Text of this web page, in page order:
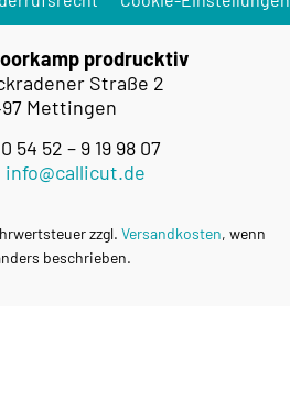
prodrucktiv
Straße 2
Mettingen
54 52 – 9 19 98 07
info@callicut.de
zzgl. Versandkosten, wenn
beschrieben.